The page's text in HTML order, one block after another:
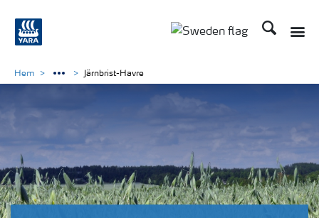
Sök
Hem Järnbrist-Havre